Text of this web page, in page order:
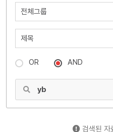
OR AND
검색된 자